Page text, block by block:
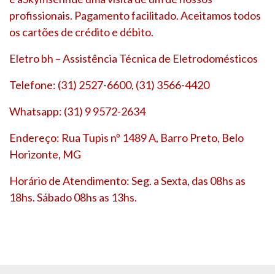
profissionais. Pagamento facilitado. Aceitamos todos
os cartões de crédito e débito.
Eletro bh – Assistência Técnica de Eletrodomésticos
Telefone: (31) 2527-6600, (31) 3566-4420
Whatsapp: (31) 9 9572-2634
Endereço: Rua Tupis nº 1489 A, Barro Preto, Belo
Horizonte, MG
Horário de Atendimento: Seg. a Sexta, das 08hs as
18hs. Sábado 08hs as 13hs.